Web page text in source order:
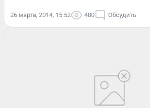
26 марта, 2014, 15:52 480 Обсудить